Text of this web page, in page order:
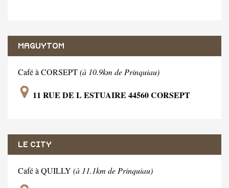
MAGUYTOM
Café à CORSEPT(à 10.9km de Prinquiau)
11 RUE DE L ESTUAIRE 44560 CORSEPT
LE CITY
Café à QUILLY (à 11.1km de Prinquiau)